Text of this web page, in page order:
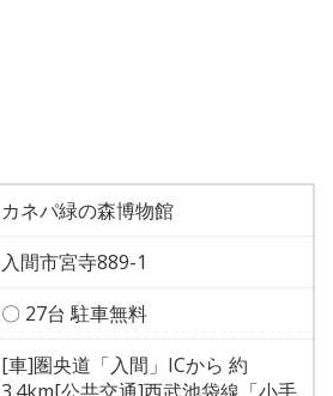
カネパ緑の森博物館
入間市宮寺889-1
〇 27台 駐車無料
[車]圏央道「入間」ICから 約